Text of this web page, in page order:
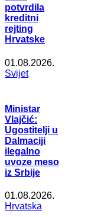
potvrdila
kreditni
rejting
Hrvatske
01.08.2026.
Svijet
Ministar
Vlajčić:
Ugostitelji u
Dalmaciji
ilegalno
uvoze meso
iz Srbije
01.08.2026.
Hrvatska